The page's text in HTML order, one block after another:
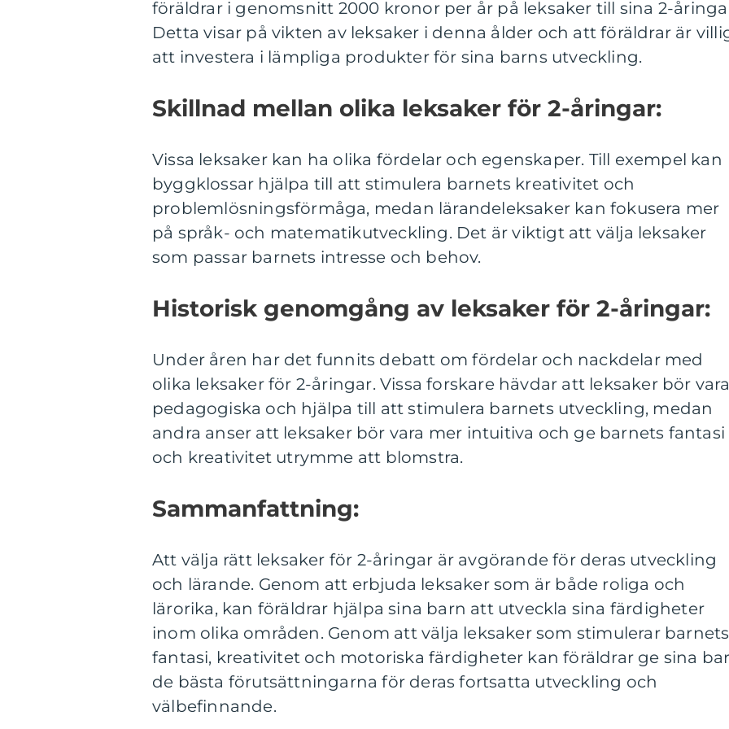
föräldrar i genomsnitt 2000 kronor per år på leksaker till sina 2-
Detta visar på vikten av leksaker i denna ålder och att föräldrar är
att investera i lämpliga produkter för sina barns utveckling.
Skillnad mellan olika leksaker för 2-åringar:
Vissa leksaker kan ha olika fördelar och egenskaper. Till exempel kan
byggklossar hjälpa till att stimulera barnets kreativitet och
problemlösningsförmåga, medan lärandeleksaker kan fokusera mer
på språk- och matematikutveckling. Det är viktigt att välja leksaker
som passar barnets intresse och behov.
Historisk genomgång av leksaker för 2-åringar:
Under åren har det funnits debatt om fördelar och nackdelar med
olika leksaker för 2-åringar. Vissa forskare hävdar att leksaker bör vara
pedagogiska och hjälpa till att stimulera barnets utveckling, medan
andra anser att leksaker bör vara mer intuitiva och ge barnets fantasi
och kreativitet utrymme att blomstra.
Sammanfattning:
Att välja rätt leksaker för 2-åringar är avgörande för deras utveckling
och lärande. Genom att erbjuda leksaker som är både roliga och
lärorika, kan föräldrar hjälpa sina barn att utveckla sina färdigheter
inom olika områden. Genom att välja leksaker som stimulerar barnets
fantasi, kreativitet och motoriska färdigheter kan föräldrar ge sina
de bästa förutsättningarna för deras fortsatta utveckling och
välbefinnande.